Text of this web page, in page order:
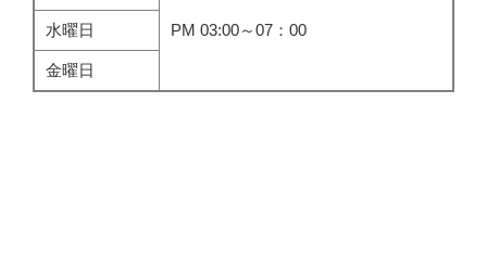
PM 03:00～07：00
水曜日
金曜日